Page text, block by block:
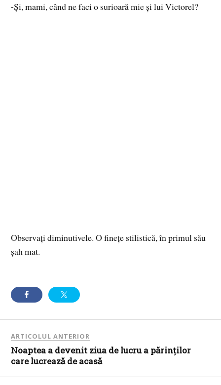
-Și, mami, când ne faci o surioară mie și lui Victorel?
Observați diminutivele. O finețe stilistică, în primul său
șah mat.
ARTICOLUL ANTERIOR
Noaptea a devenit ziua de lucru a părinților
care lucrează de acasă